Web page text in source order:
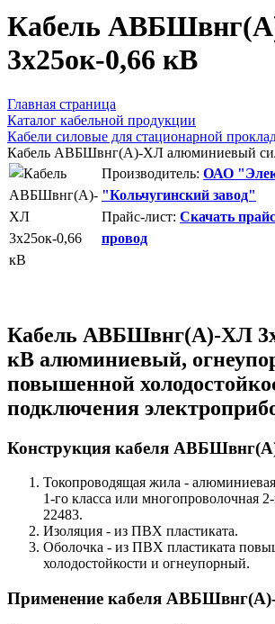
Кабель
3х25ок-0,66 кВ
Главная страница
Каталог кабельной продукции
Кабели силовые для стационарной
Кабель АВБШвнг(А)-ХЛ алюминиевый
Производитель: ОАО
"Кольчугинский завод"
Прайс-лист: Скачать
провод
Кабель АВБШвнг(А)-ХЛ
кВ алюминиевый,
повышенной
подключения
Конструкция кабеля
Токопроводящая жила -
1-го класса или многопроволочная
22483.
Изоляция - из ПВХ пластиката.
Оболочка - из ПВХ пластиката
холодостойкости и огнеупорный.
Применение кабеля